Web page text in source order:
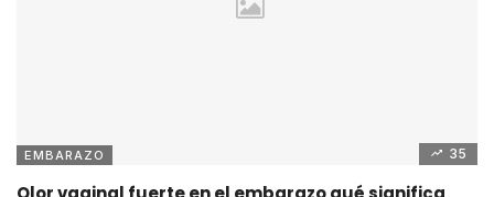
EMBARAZO 35